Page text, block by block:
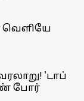
வெளியே
'டாப்
போர்